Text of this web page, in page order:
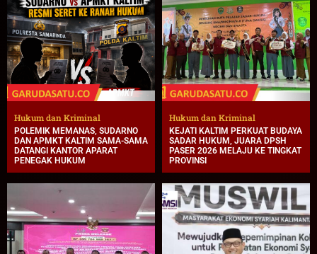
Hukum dan Kriminal
POLEMIK MEMANAS, SUDARNO
DAN APMKT KALTIM SAMA-SAMA
DATANGI KANTOR APARAT
PENEGAK HUKUM
Hukum dan Kriminal
KEJATI KALTIM PERKUAT BUDAYA
SADAR HUKUM, JUARA DPSH
PASER 2026 MELAJU KE TINGKAT
PROVINSI